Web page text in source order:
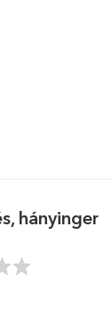
hányinger